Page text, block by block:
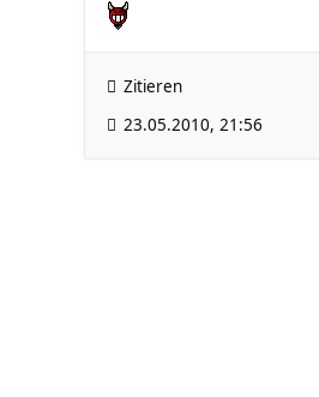
Zitieren
23.05.2010, 21:56